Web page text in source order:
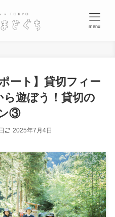
menu
ート】貸切フィー
遊ぼう！貸切の
③
2025年7月4日